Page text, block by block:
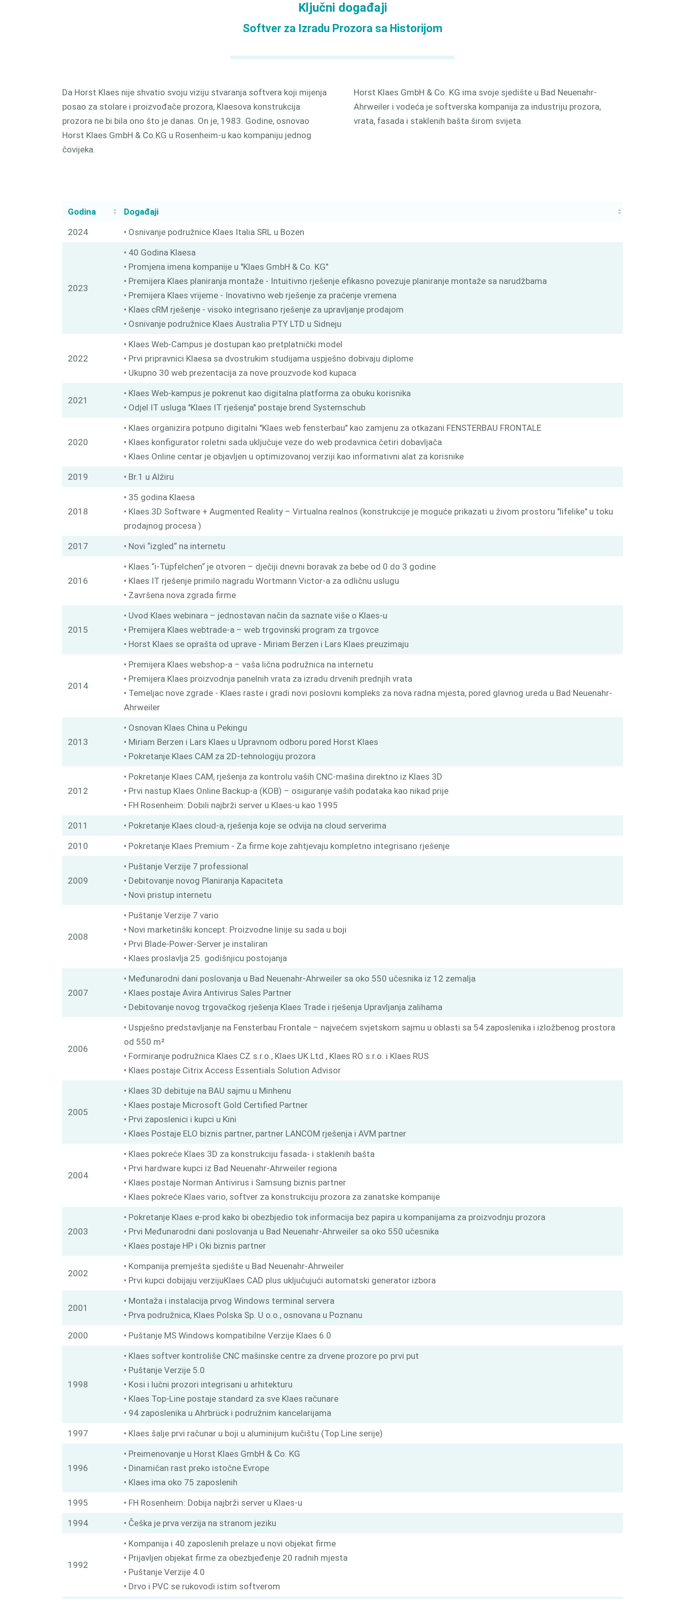
Ključni događaji
Softver za Izradu Prozora sa Historijom
Da Horst Klaes nije shvatio svoju viziju stvaranja softvera koji mijenja
posao za stolare i proizvođače prozora, Klaesova konstrukcija
prozora ne bi bila ono što je danas. On je, 1983. Godine, osnovao
Horst Klaes GmbH & Co.KG u Rosenheim-u kao kompaniju jednog
čovijeka.
Horst Klaes GmbH & Co. KG ima svoje sjedište u Bad Neuenahr-
Ahrweiler i vodeća je softverska kompanija za industriju prozora,
vrata, fasada i staklenih bašta širom svijeta.
Godina
Događaji
2024
• Osnivanje podružnice Klaes Italia SRL u Bozen
2023
• 40 Godina Klaesa
• Promjena imena kompanije u "Klaes GmbH & Co. KG"
• Premijera Klaes planiranja montaže - Intuitivno rješenje efikasno povezuje planiranje montaže sa narudžbama
• Premijera Klaes vrijeme - Inovativno web rješenje za praćenje vremena
• Klaes cRM rješenje - visoko integrisano rješenje za upravljanje prodajom
• Osnivanje podružnice Klaes Australia PTY LTD u Sidneju
2022
• Klaes Web-Campus je dostupan kao pretplatnički model
• Prvi pripravnici Klaesa sa dvostrukim studijama uspješno dobivaju diplome
• Ukupno 30 web prezentacija za nove prouzvode kod kupaca
2021
• Klaes Web-kampus je pokrenut kao digitalna platforma za obuku korisnika
• Odjel IT usluga "Klaes IT rješenja" postaje brend Systemschub
2020
• Klaes organizira potpuno digitalni "Klaes web fensterbau" kao zamjenu za otkazani FENSTERBAU FRONTALE
• Klaes konfigurator roletni sada uključuje veze do web prodavnica četiri dobavljača
• Klaes Online centar je objavljen u optimizovanoj verziji kao informativni alat za korisnike
2019
• Br.1 u Alžiru
2018
• 35 godina Klaesa
• Klaes 3D Software + Augmented Reality – Virtualna realnos (konstrukcije je moguće prikazati u živom prostoru "lifelike" u toku
prodajnog procesa )
2017
• Novi “izgled“ na internetu
2016
• Klaes “i-Tüpfelchen“ je otvoren – dječiji dnevni boravak za bebe od 0 do 3 godine
• Klaes IT rješenje primilo nagradu Wortmann Victor-a za odličnu uslugu
• Završena nova zgrada firme
2015
• Uvod Klaes webinara – jednostavan način da saznate više o Klaes-u
• Premijera Klaes webtrade-a – web trgovinski program za trgovce
• Horst Klaes se oprašta od uprave - Miriam Berzen i Lars Klaes preuzimaju
2014
• Premijera Klaes webshop-a – vaša lična podružnica na internetu
• Premijera Klaes proizvodnja panelnih vrata za izradu drvenih prednjih vrata
• Temeljac nove zgrade - Klaes raste i gradi novi poslovni kompleks za nova radna mjesta, pored glavnog ureda u Bad Neuenahr-
Ahrweiler
2013
• Osnovan Klaes China u Pekingu
• Miriam Berzen i Lars Klaes u Upravnom odboru pored Horst Klaes
• Pokretanje Klaes CAM za 2D-tehnologiju prozora
2012
• Pokretanje Klaes CAM, rješenja za kontrolu vaših CNC-mašina direktno iz Klaes 3D
• Prvi nastup Klaes Online Backup-a (KOB) – osiguranje vaših podataka kao nikad prije
• FH Rosenheim: Dobili najbrži server u Klaes-u kao 1995
2011
• Pokretanje Klaes cloud-a, rješenja koje se odvija na cloud serverima
2010
• Pokretanje Klaes Premium - Za firme koje zahtjevaju kompletno integrisano rješenje
2009
• Puštanje Verzije 7 professional
• Debitovanje novog Planiranja Kapaciteta
• Novi pristup internetu
2008
• Puštanje Verzije 7 vario
• Novi marketinški koncept: Proizvodne linije su sada u boji
• Prvi Blade-Power-Server je instaliran
• Klaes proslavlja 25. godišnjicu postojanja
2007
• Međunarodni dani poslovanja u Bad Neuenahr-Ahrweiler sa oko 550 učesnika iz 12 zemalja
• Klaes postaje Avira Antivirus Sales Partner
• Debitovanje novog trgovačkog rješenja Klaes Trade i rješenja Upravljanja zalihama
2006
• Uspješno predstavljanje na Fensterbau Frontale – najvećem svjetskom sajmu u oblasti sa 54 zaposlenika i izložbenog prostora
od 550 m²
• Formiranje podružnica Klaes CZ s.r.o., Klaes UK Ltd., Klaes RO s.r.o. i Klaes RUS
• Klaes postaje Citrix Access Essentials Solution Advisor
2005
• Klaes 3D debituje na BAU sajmu u Minhenu
• Klaes postaje Microsoft Gold Certified Partner
• Prvi zaposlenici i kupci u Kini
• Klaes Postaje ELO biznis partner, partner LANCOM rješenja i AVM partner
2004
• Klaes pokreće Klaes 3D za konstrukciju fasada- i staklenih bašta
• Prvi hardware kupci iz Bad Neuenahr-Ahrweiler regiona
• Klaes postaje Norman Antivirus i Samsung biznis partner
• Klaes pokreće Klaes vario, softver za konstrukciju prozora za zanatske kompanije
2003
• Pokretanje Klaes e-prod kako bi obezbjedio tok informacija bez papira u kompanijama za proizvodnju prozora
• Prvi Međunarodni dani poslovanja u Bad Neuenahr-Ahrweiler sa oko 550 učesnika
• Klaes postaje HP i Oki biznis partner
2002
• Kompanija premješta sjedište u Bad Neuenahr-Ahrweiler
• Prvi kupci dobijaju verzijuKlaes CAD plus uključujući automatski generator izbora
2001
• Montaža i instalacija prvog Windows terminal servera
• Prva podružnica, Klaes Polska Sp. U o.o., osnovana u Poznanu
2000
• Puštanje MS Windows kompatibilne Verzije Klaes 6.0
1998
• Klaes softver kontroliše CNC mašinske centre za drvene prozore po prvi put
• Puštanje Verzije 5.0
• Kosi i lučni prozori integrisani u arhitekturu
• Klaes Top-Line postaje standard za sve Klaes računare
• 94 zaposlenika u Ahrbrück i podružnim kancelarijama
1997
• Klaes šalje prvi računar u boji u aluminijum kučištu (Top Line serije)
1996
• Preimenovanje u Horst Klaes GmbH & Co. KG
• Dinamičan rast preko istočne Evrope
• Klaes ima oko 75 zaposlenih
1995
• FH Rosenheim: Dobija najbrži server u Klaes-u
1994
• Češka je prva verzija na stranom jeziku
1992
• Kompanija i 40 zaposlenih prelaze u novi objekat firme
• Prijavljen objekat firme za obezbjeđenje 20 radnih mjesta
• Puštanje Verzije 4.0
• Drvo i PVC se rukovodi istim softverom